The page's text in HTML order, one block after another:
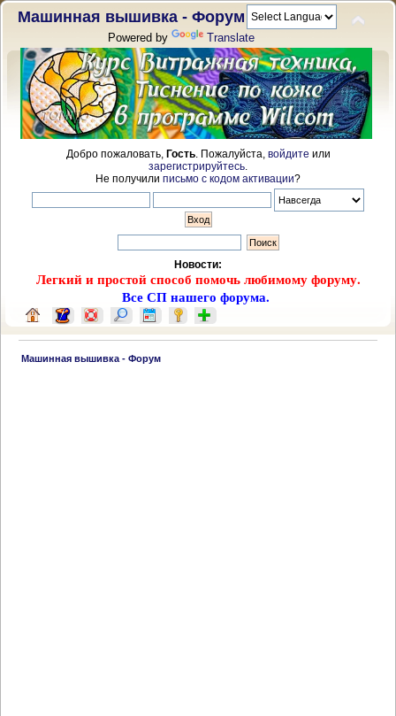
Машинная вышивка - Форум
Powered by Translate
Добро пожаловать, Гость. Пожалуйста, войдите или
зарегистрируйтесь
Не получили письмо с кодом активации?
Новости:
Легкий и простой способ помочь любимому форуму.
Все СП нашего форума.
Машинная вышивка - Форум